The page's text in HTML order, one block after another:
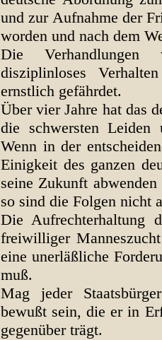
und zur Aufnahme der
worden und nach dem
Die
disziplinloses
ernstlich gefährdet.
Über vier Jahre hat das
die schwersten Leiden
Wenn in der
Einigkeit des ganzen
seine Zukunft
so sind die Folgen nicht
Die Aufrechterhaltung
freiwilliger
eine unerläßliche
muß.
Mag jeder
bewußt sein, die er in
gegenüber trägt.